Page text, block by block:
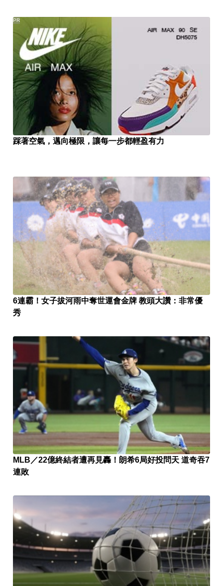
踩著空氣，邁向極限，讓每一步都輕盈有力
PR
6連霸！女子拔河雨中奪世運會金牌 教頭大讚：非常優
秀
MLB／22億終結者遭再見轟！朗希6局好投問天 道奇吞7
連敗